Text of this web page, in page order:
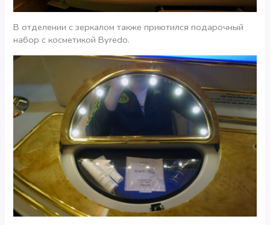
В отделении с зеркалом также приютился подарочный
набор с косметикой Byredo.